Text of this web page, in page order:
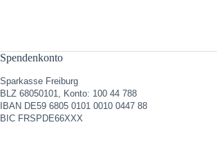
Spendenkonto
Sparkasse Freiburg
BLZ 68050101, Konto: 100 44 788
IBAN DE59 6805 0101 0010 0447 88
BIC FRSPDE66XXX